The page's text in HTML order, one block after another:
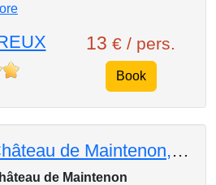
13 € / pers.
Book
Château de Maintenon, souvenirs du Roi Soleil et de Françoise d'Aubigné
de Maintenon